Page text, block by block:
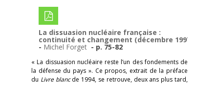
La dissuasion nucléaire française :
continuité et changement (décembre 1997)
- Michel Forget - p. 75-82
« La dissuasion nucléaire reste l’un des fondements de
la défense du pays ». Ce propos, extrait de la préface
du Livre blancde 1994, se retrouve, deux ans plus tard,